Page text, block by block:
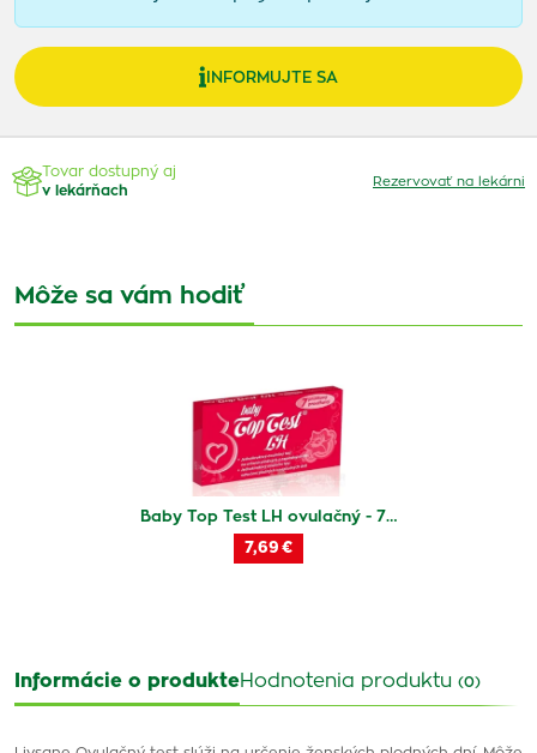
INFORMUJTE SA
Tovar dostupný aj
v lekárňach
Rezervovať na lekárni
Môže sa vám hodiť
Baby Top Test LH ovulačný - 7…
7,69 €
Informácie o produkteHodnotenia produktu (0)